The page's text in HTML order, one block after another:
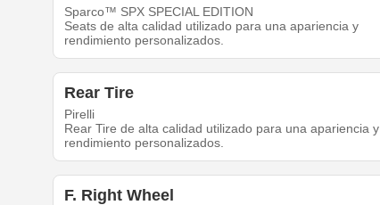
Sparco™ SPX SPECIAL EDITION
Seats de alta calidad utilizado para una apariencia y
rendimiento personalizados.
Rear Tire
Pirelli
Rear Tire de alta calidad utilizado para una apariencia y
rendimiento personalizados.
F. Right Wheel